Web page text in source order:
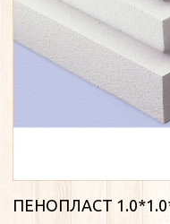
ПЕНОПЛАСТ